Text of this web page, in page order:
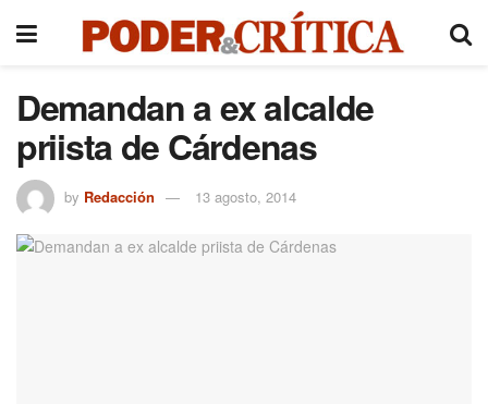
Demandan a ex alcalde
priista de Cárdenas
by Redacción 13 agosto, 2014